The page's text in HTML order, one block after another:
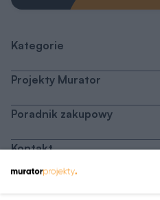
Kategorie
Projekty Murator
Poradnik zakupowy
Kontakt